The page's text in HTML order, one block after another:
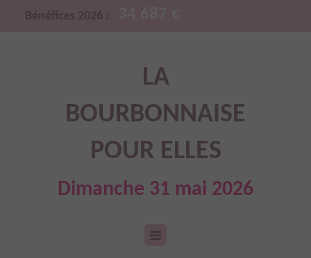
Bénéfices 2026 :
LA
BOURBONNAISE
POUR ELLES
Dimanche 31 mai 2026